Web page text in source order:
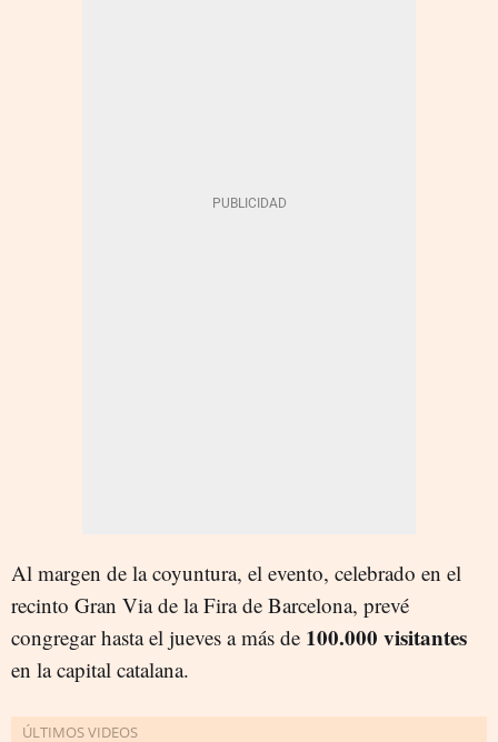
Al margen de la coyuntura, el evento, celebrado en el
recinto Gran Via de la Fira de Barcelona, prevé
congregar hasta el jueves a más de 100.000 visitantes
en la capital catalana.